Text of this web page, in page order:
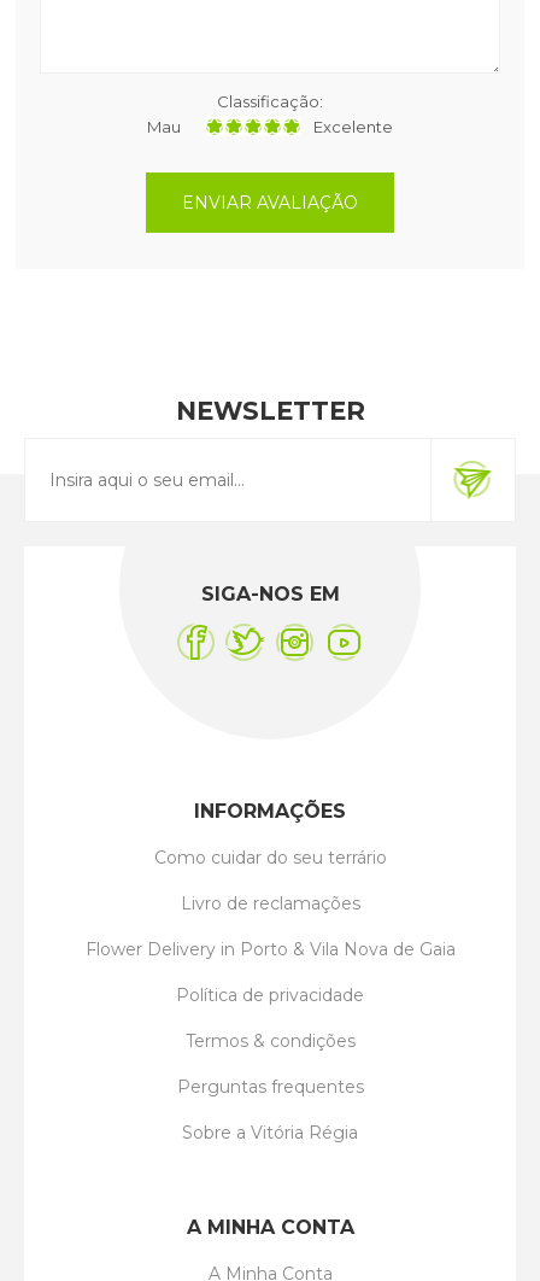
Classificação:
Mau
Excelente
ENVIAR AVALIAÇÃO
NEWSLETTER
SIGA-NOS EM
INFORMAÇÕES
Como cuidar do seu terrário
Livro de reclamações
Flower Delivery in Porto & Vila Nova de Gaia
Política de privacidade
Termos & condições
Perguntas frequentes
Sobre a Vitória Régia
A MINHA CONTA
A Minha Conta